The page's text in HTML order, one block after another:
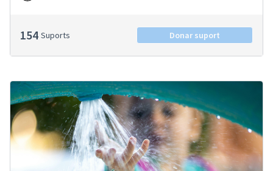
154 Suports Donar suport